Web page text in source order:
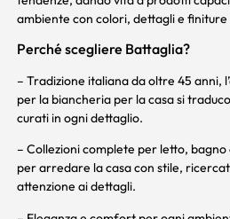
ambiente con colori, dettagli e
Perché scegliere Battaglia?
– Tradizione italiana da oltre 45 anni,
per la biancheria per la casa si
curati in ogni dettaglio.
– Collezioni complete per letto,
per arredare la casa con stile,
attenzione ai dettagli.